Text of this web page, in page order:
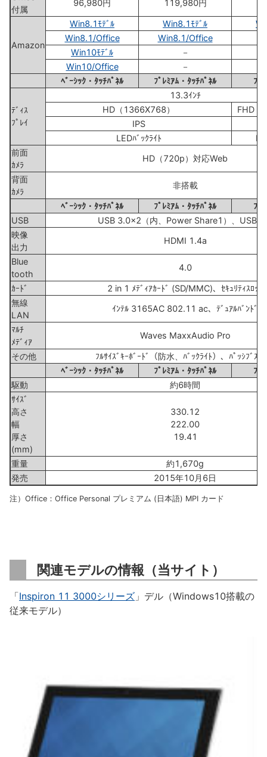
付属
96,980円 119,980円
Amazon
Win8.1ﾓﾃﾞﾙ Win8.1ﾓﾃﾞﾙ
Win8.1/Office
Win8.1/Office
Win10ﾓﾃﾞﾙ
－
Win10/Office
－
ﾍﾞｰｼｯｸ・ﾀｯﾁﾊﾟﾈﾙ
ﾌﾟﾚﾐｱﾑ・ﾀｯﾁﾊﾟﾈﾙ ﾌﾟ
ﾃﾞｨｽ
ﾌﾟﾚｲ
13.3ｲﾝﾁ
HD（1366X768）
FHD
IPS
LEDﾊﾞｯｸﾗｲﾄ
前面
ｶﾒﾗ
HD（720p）対応Web
背面
ｶﾒﾗ
非搭載
ﾍﾞｰｼｯｸ・ﾀｯﾁﾊﾟﾈﾙ ﾌﾟﾚﾐｱﾑ・ﾀｯﾁﾊﾟﾈﾙ
ﾌﾟ
USB
USB 3.0x2（内、Power Share1）、USB
映像
出力
HDMI 1.4a
Blue
tooth
4.0
ｶｰﾄﾞ
2 in 1 ﾒﾃﾞｨｱｶｰﾄﾞ (SD/MMC)、ｾｷｭﾘﾃｨｽﾛｯﾄ
無線
LAN
ｲﾝﾃﾙ 3165AC 802.11 ac、ﾃﾞｭｱﾙﾊﾞﾝﾄﾞ
ﾏﾙﾁ
ﾒﾃﾞｨｱ
Waves MaxxAudio Pro
その他
ﾌﾙｻｲｽﾞｷｰﾎﾞｰﾄﾞ（防水、ﾊﾞｯｸﾗｲﾄ）、ﾊﾟｯｼﾌﾞｽﾀ
ﾍﾞｰｼｯｸ・ﾀｯﾁﾊﾟﾈﾙ
ﾌﾟﾚﾐｱﾑ・ﾀｯﾁﾊﾟﾈﾙ
ﾌﾟ
駆動
約6時間
ｻｲｽﾞ
高さ
幅
厚さ
(mm)
330.12
222.00
19.41
重量
約1,670g
発売
2015年10月6日
注）Office：Office Personal プレミアム (日本語) MPI カード
関連モデルの情報（当サイト）
「Inspiron 11 3000シリーズ 」デル（Windows10搭載の
従来モデル）